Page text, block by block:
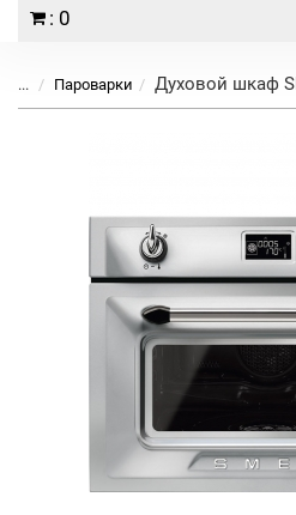
: 0
... Пароварки Духовой шкаф